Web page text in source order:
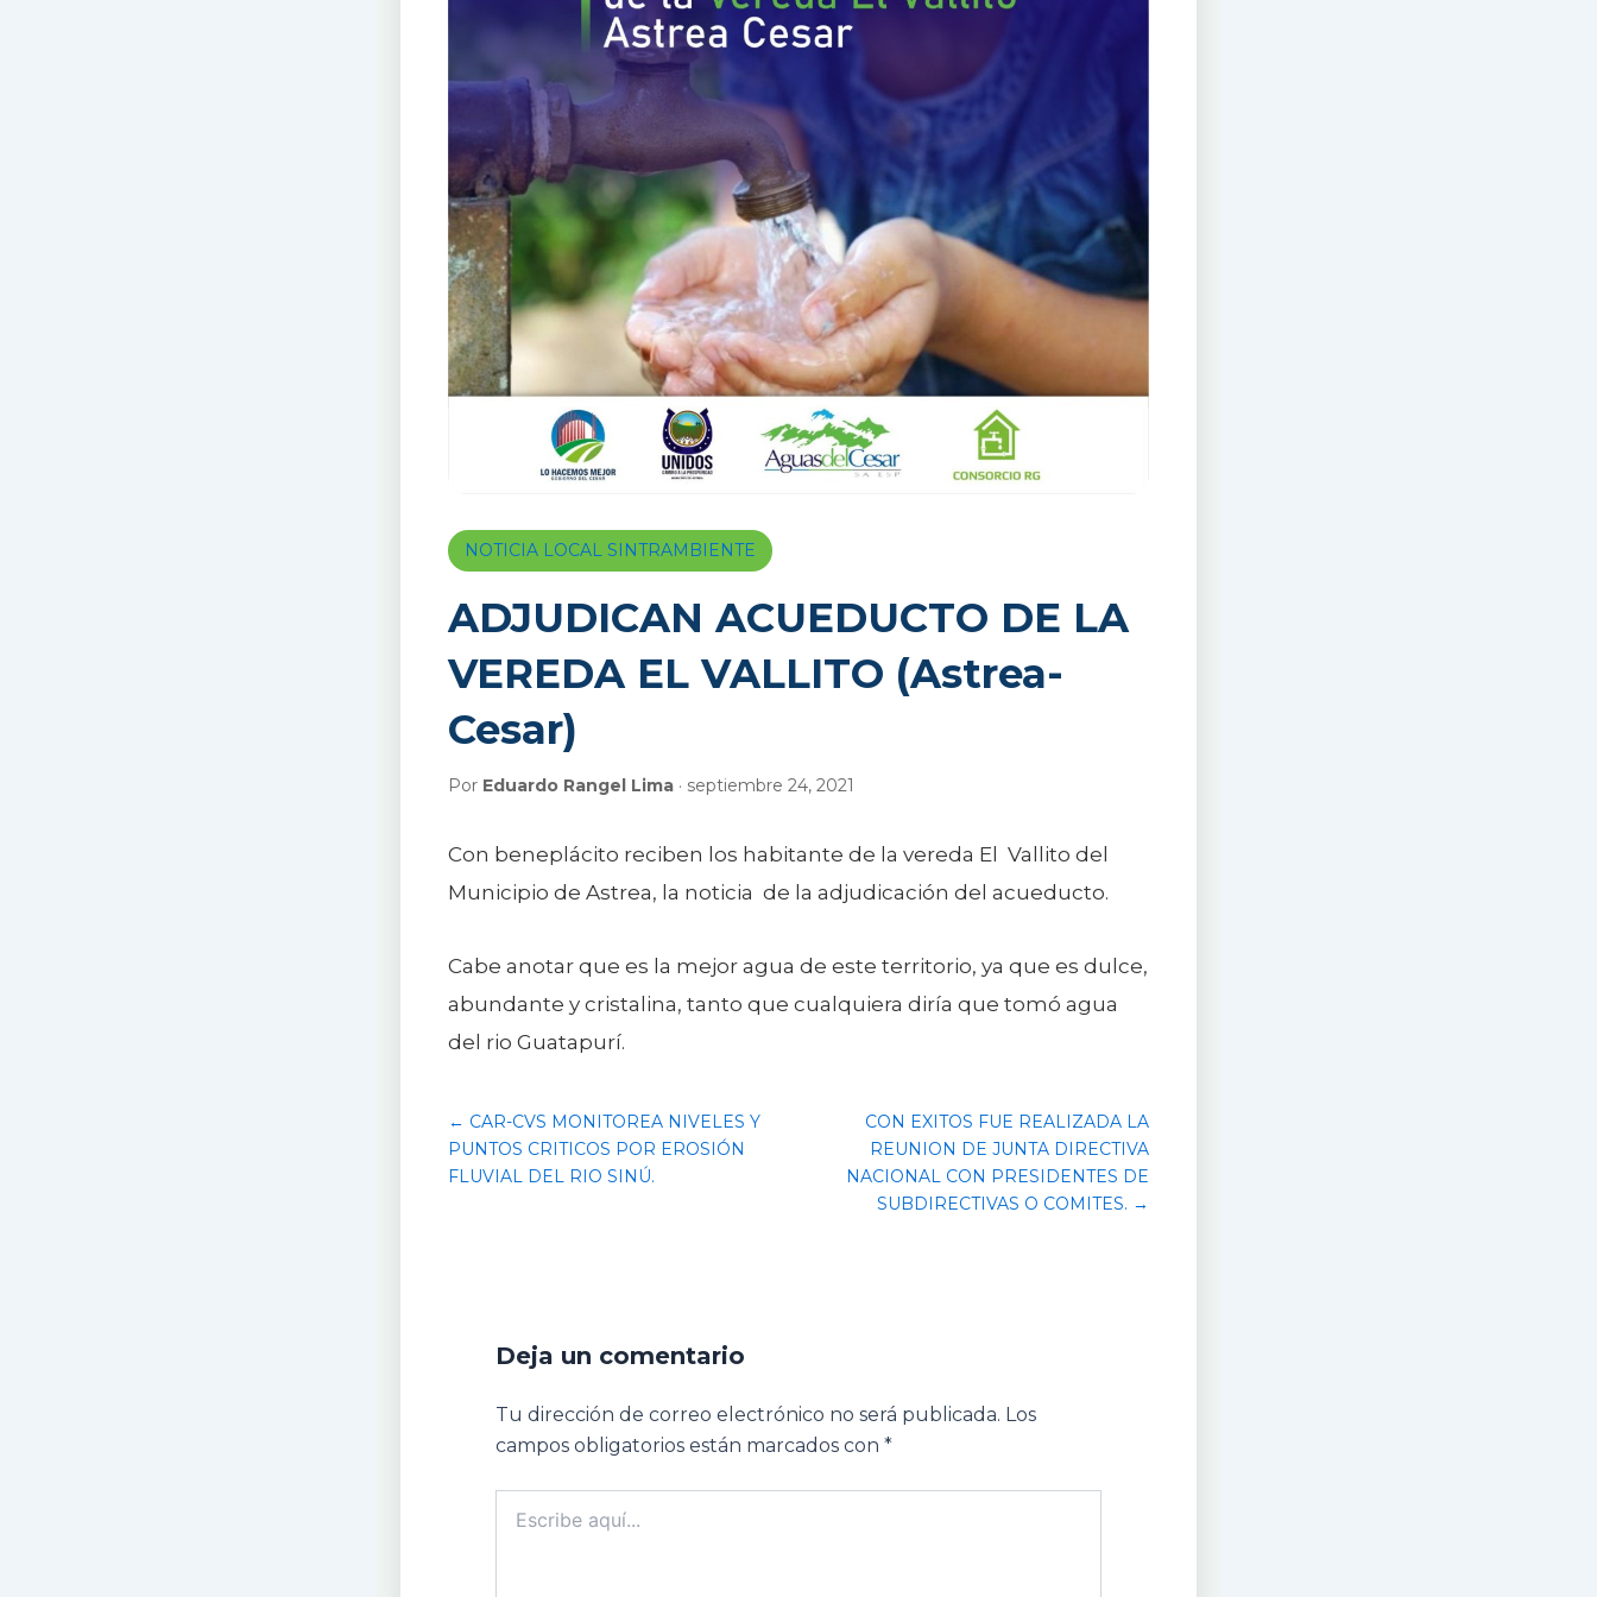
NOTICIA LOCAL SINTRAMBIENTE
ADJUDICAN ACUEDUCTO DE LA
VEREDA EL VALLITO (Astrea-
Cesar)
Por Eduardo Rangel Lima · septiembre 24, 2021
Con beneplácito reciben los habitante de la vereda El Vallito del
Municipio de Astrea, la noticia de la adjudicación del acueducto.
Cabe anotar que es la mejor agua de este territorio, ya que es dulce,
abundante y cristalina, tanto que cualquiera diría que tomó agua
del rio Guatapurí.
← CAR-CVS MONITOREA NIVELES Y
PUNTOS CRITICOS POR EROSIÓN
FLUVIAL DEL RIO SINÚ.
CON EXITOS FUE REALIZADA LA
REUNION DE JUNTA DIRECTIVA
NACIONAL CON PRESIDENTES DE
SUBDIRECTIVAS O COMITES. →
Deja un comentario
Tu dirección de correo electrónico no será publicada. Los
campos obligatorios están marcados con *
aquí...